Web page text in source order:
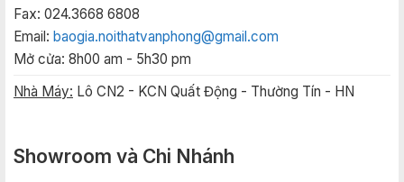
Fax: 024.3668 6808
Email: baogia.noithatvanphong@gmail.com
Mở cửa: 8h00 am - 5h30 pm
Nhà Máy: Lô CN2 - KCN Quất Động - Thường Tín - HN
Showroom và Chi Nhánh